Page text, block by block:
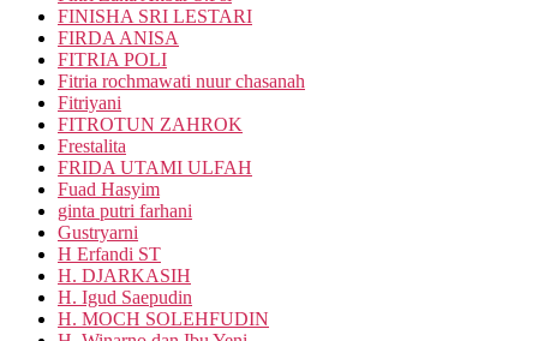
FINISHA SRI LESTARI
FIRDA ANISA
FITRIA POLI
Fitria rochmawati nuur chasanah
Fitriyani
FITROTUN ZAHROK
Frestalita
FRIDA UTAMI ULFAH
Fuad Hasyim
ginta putri farhani
Gustryarni
H Erfandi ST
H. DJARKASIH
H. Igud Saepudin
H. MOCH SOLEHFUDIN